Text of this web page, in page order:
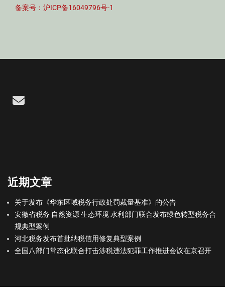
备案号：沪ICP备16049796号-1
Email
近期文章
关于发布《华东区域税务行政处罚裁量基准》的公告
安徽省税务 自然资源 生态环境 水利部门联合发布绿色转型税务合
规典型案例
河北税务发布首批纳税信用修复典型案例
全国八部门常态化联合打击涉税违法犯罪工作推进会议在京召开